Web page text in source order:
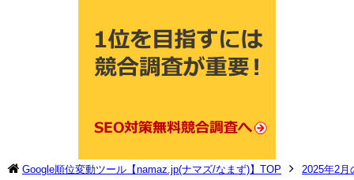
Google順位変動ツール【namaz.jp(ナマズ/なまず)】TOP 2025年2月